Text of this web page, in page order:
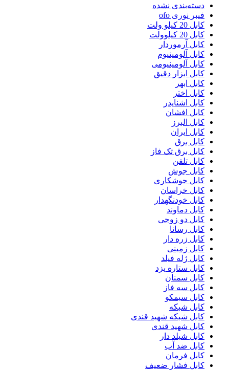
دسته‌بندی نشده
فیبر نوری ofo
کابل 20 کیلو ولت
کابل 20 کیلوولت
کابل آرموردار
کابل آلومینیوم
کابل آلومینیومی
کابل ابزار دقیق
کابل ابهر
کابل اختر
کابل اشنایدر
کابل افشان
کابل البرز
کابل ایران
کابل برق
کابل برق تک فاز
کابل تلفن
کابل جوش
کابل جوشکاری
کابل خراسان
کابل خودنگهدار
کابل دماوند
کابل دو زوجی
کابل رسانا
کابل زره دار
کابل زمینی
کابل ژله فیلد
کابل ستاره یزد
کابل سمنان
کابل سه فاز
کابل سیمکو
کابل شبکه
کابل شبکه شهید قندی
کابل شهید قندی
کابل شیلد دار
کابل ضد آب
کابل فرمان
کابل فشار ضعیف